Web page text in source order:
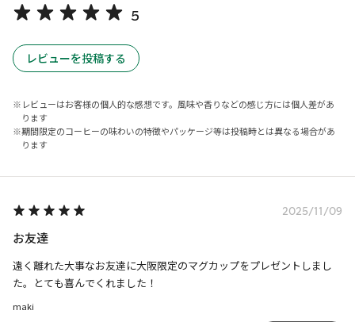
5
レビューを投稿する
レビューはお客様の個人的な感想です。風味や香りなどの感じ方には個人差があ
ります
期間限定のコーヒーの味わいの特徴やパッケージ等は投稿時とは異なる場合があ
ります
2025/11/09
お友達
遠く離れた大事なお友達に大阪限定のマグカップをプレゼントしまし
た。とても喜んでくれました！
maki